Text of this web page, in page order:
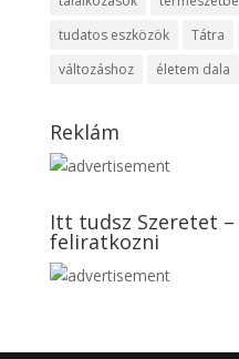
tudatos eszközök
Tátra
változáshoz
életem dala
Reklám
Itt tudsz Szeretet
feliratkozni